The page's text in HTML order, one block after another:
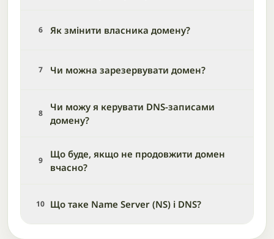
6 Як змінити власника домену?
7 Чи можна зарезервувати домен?
8
Чи можу я керувати DNS-записами
домену?
9
Що буде, якщо не продовжити домен
вчасно?
10 Що таке Name Server (NS) і DNS?